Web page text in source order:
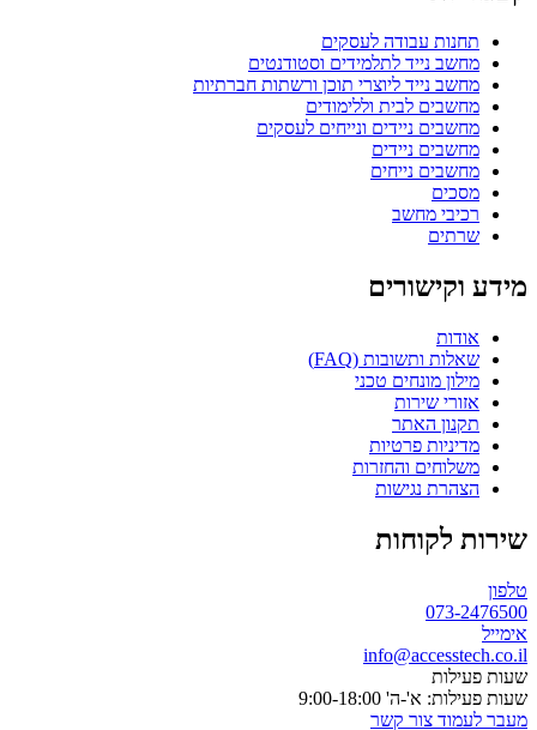
תחנות עבודה לעסקים
מחשב נייד לתלמידים וסטודנטים
מחשב נייד ליוצרי תוכן ורשתות חברתיות
מחשבים לבית וללימודים
מחשבים ניידים ונייחים לעסקים
מחשבים ניידים
מחשבים נייחים
מסכים
רכיבי מחשב
שרתים
מידע וקישורים
אודות
שאלות ותשובות (FAQ)
מילון מונחים טכני
אזורי שירות
תקנון האתר
מדיניות פרטיות
משלוחים והחזרות
הצהרת נגישות
שירות לקוחות
טלפון
073-2476500
אימייל
info@accesstech.co.il
שעות פעילות
שעות פעילות: א'-ה' 9:00-18:00
מעבר לעמוד צור קשר